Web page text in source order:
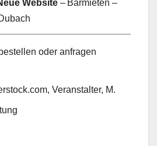
Website– Barmieten –
oder anfragen
Veranstalter, M.